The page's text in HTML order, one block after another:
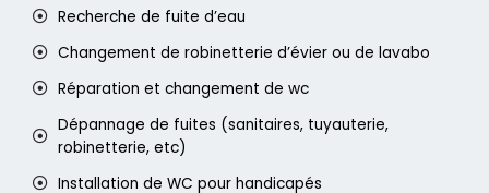
Recherche de fuite d’eau
Changement de robinetterie d’évier ou de lavabo
Réparation et changement de wc
Dépannage de fuites (sanitaires, tuyauterie,
robinetterie, etc)
Installation de WC pour handicapés